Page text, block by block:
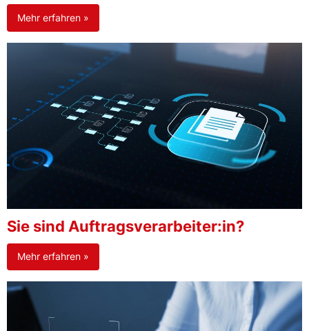
Mehr erfahren »
Sie sind Auftragsverarbeiter:in?
Mehr erfahren »